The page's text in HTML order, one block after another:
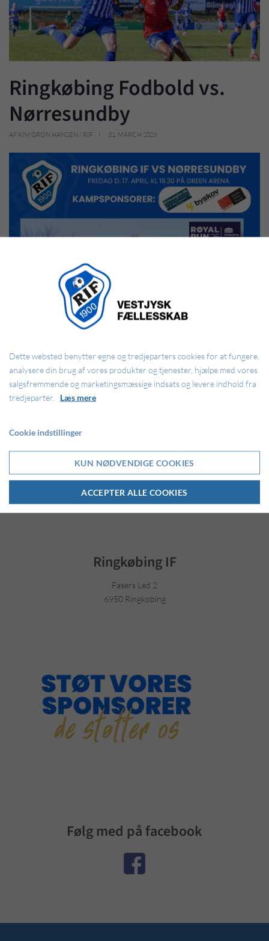
Ringkøbing Fodbold vs.
Nørresundby
AF KIM GRØN HANSEN / RIF 31. MARCH 2026
Ringkøbing IF
Fasers Led 2
6950 Ringkøbing
Følg med på facebook
Dette websted benytter egne og tredjeparters cookies for at fungere,
analysere din brug af vores produkter og tjenester, hjælpe med vores
salgsfremmende og marketingsmæssige indsats og levere indhold fra
tredjeparter. Læs mere
Cookie indstillinger
KUN NØDVENDIGE COOKIES
ACCEPTER ALLE COOKIES